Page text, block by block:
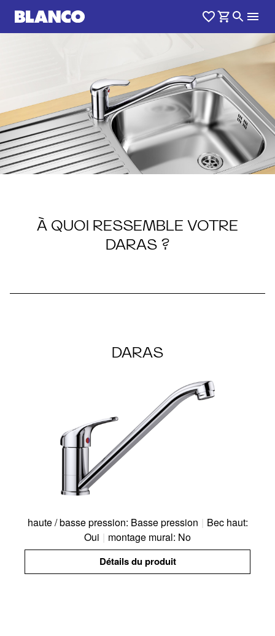
DARAS
1 /0
À QUOI RESSEMBLE VOTRE
DARAS ?
DARAS
haute / basse pression: Basse pression | Bec haut:
Oui | montage mural: No
Détails du produit